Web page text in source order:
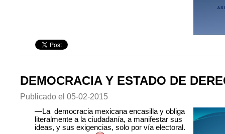
DEMOCRACIA Y ESTADO DE
Publicado el 05-02-2015
—La democracia mexicana encasilla y obliga
literalmente a la ciudadanía, a manifestar sus
ideas, y sus exigencias, solo por vía electoral.